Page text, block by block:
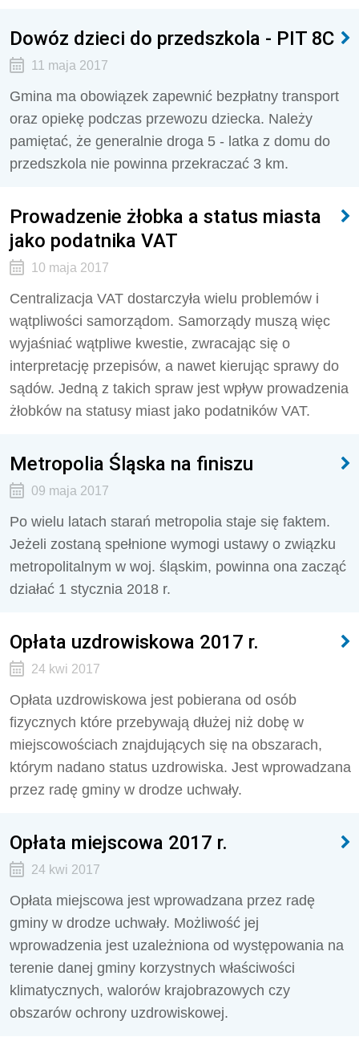
Dowóz dzieci do przedszkola - PIT 8C
11 maja 2017
Gmina ma obowiązek zapewnić bezpłatny transport
oraz opiekę podczas przewozu dziecka. Należy
pamiętać, że generalnie droga 5 - latka z domu do
przedszkola nie powinna przekraczać 3 km.
Prowadzenie żłobka a status miasta
jako podatnika VAT
10 maja 2017
Centralizacja VAT dostarczyła wielu problemów i
wątpliwości samorządom. Samorządy muszą więc
wyjaśniać wątpliwe kwestie, zwracając się o
interpretację przepisów, a nawet kierując sprawy do
sądów. Jedną z takich spraw jest wpływ prowadzenia
żłobków na statusy miast jako podatników VAT.
Metropolia Śląska na finiszu
09 maja 2017
Po wielu latach starań metropolia staje się faktem.
Jeżeli zostaną spełnione wymogi ustawy o związku
metropolitalnym w woj. śląskim, powinna ona zacząć
działać 1 stycznia 2018 r.
Opłata uzdrowiskowa 2017 r.
24 kwi 2017
Opłata uzdrowiskowa jest pobierana od osób
fizycznych które przebywają dłużej niż dobę w
miejscowościach znajdujących się na obszarach,
którym nadano status uzdrowiska. Jest wprowadzana
przez radę gminy w drodze uchwały.
Opłata miejscowa 2017 r.
24 kwi 2017
Opłata miejscowa jest wprowadzana przez radę
gminy w drodze uchwały. Możliwość jej
wprowadzenia jest uzależniona od występowania na
terenie danej gminy korzystnych właściwości
klimatycznych, walorów krajobrazowych czy
obszarów ochrony uzdrowiskowej.